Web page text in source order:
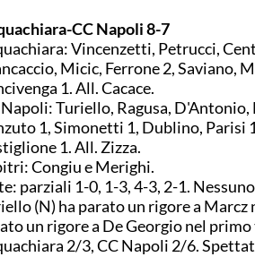
CC Napoli 8-7
Vincenzetti, Petrucci,
Micic, Ferrone 2, Saviano,
1. All. Cacace.
Turiello, Ragusa,
1, Simonetti 1, Dublino, Parisi
1. All. Zizza.
Congiu e Merighi.
parziali 1-0, 1-3, 4-3, 2-1.
(N) ha parato un rigore a
un rigore a De Georgio nel
2/3, CC Napoli 2/6.